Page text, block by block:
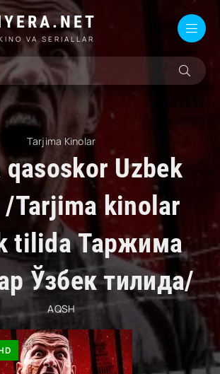
VA SERIALLAR
Tarjima Kinolar
qasoskor Uzbek
Tarjima kinolar
tilida Таржима
Ўзбек тилида/
AQSH